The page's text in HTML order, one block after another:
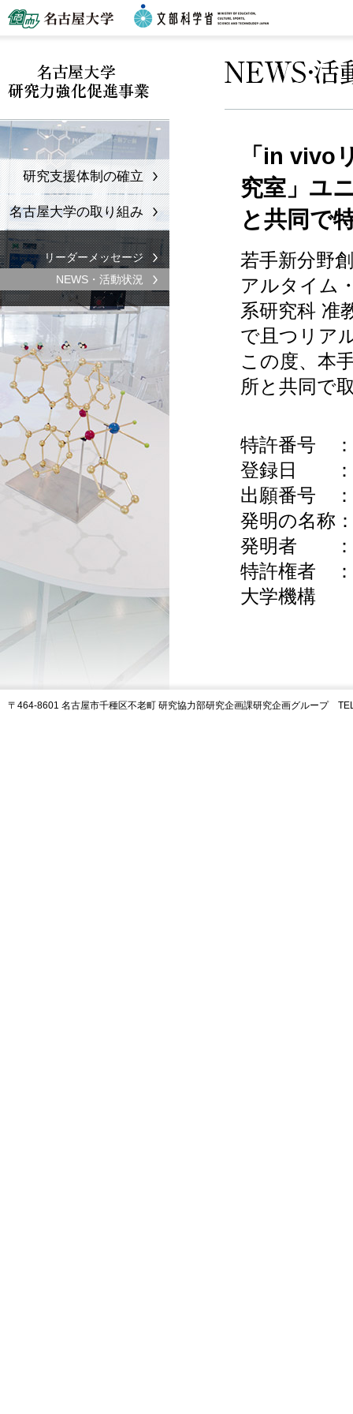
「in vivo
究室」ユ
と共同で
若手新分野
アルタイム
系研究科 准
で且つリア
この度、本
所と共同で
特許番号 ：
登録日 ：
出願番号 ：
発明の名称
発明者 ：
特許権者 ：
大学機構
研究支援体制の確立
名古屋大学の取り組み
リーダーメッセージ
NEWS・活動状況
〒464-8601 名古屋市千種区不老町 研究協力部研究企画課研究企画グループ